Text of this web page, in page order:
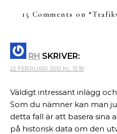
15 Comments on “
RH SKRIVER:
22 FEBRUARI, 2012 KL. 15:18
Väldigt intressant inlägg
Som du nämner kan man
detta fall är att basera sina
på historisk data om den